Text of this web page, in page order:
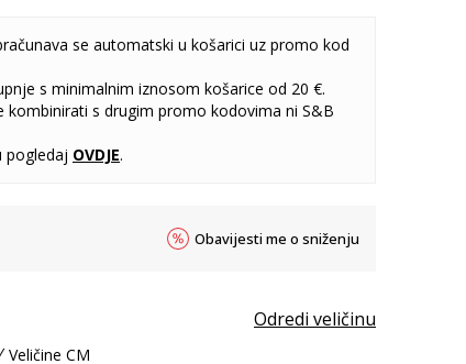
se automatski u košarici uz promo kod
s minimalnim iznosom košarice od 20 €.
kombinirati s drugim promo kodovima ni S&B
pogledaj OVDJE.
Obavijesti me o sniženju
Odredi veličinu
Veličine CM